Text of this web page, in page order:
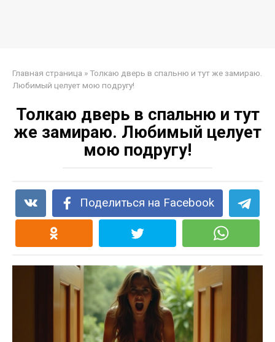
Главная страница »Толкаю дверь в спальню и тут же замираю.
Любимый целует мою подругу!
Толкаю дверь в спальню и тут
же замираю. Любимый целует
мою подругу!
Поделиться на Facebook